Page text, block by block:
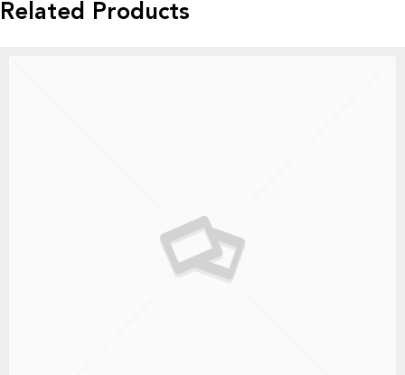
Related Products